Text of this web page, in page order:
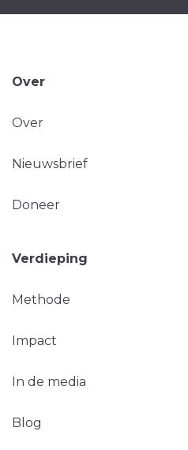
Over
Over
Nieuwsbrief
Doneer
Verdieping
Methode
Impact
In de media
Blog